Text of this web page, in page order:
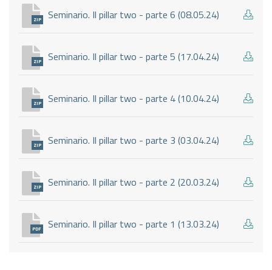
ZIP Seminario. Il pillar two - parte 6 (08.05.24)
ZIP Seminario. Il pillar two - parte 5 (17.04.24)
ZIP Seminario. Il pillar two - parte 4 (10.04.24)
ZIP Seminario. Il pillar two - parte 3 (03.04.24)
ZIP Seminario. Il pillar two - parte 2 (20.03.24)
PDF Seminario. Il pillar two - parte 1 (13.03.24)